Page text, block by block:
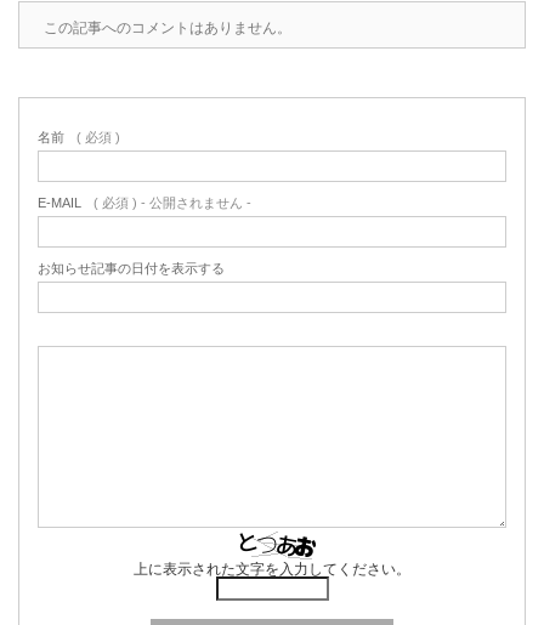
この記事へのコメントはありません。
名前 ( 必須 )
E-MAIL ( 必須 ) - 公開されません -
お知らせ記事の日付を表示する
上に表示された文字を入力してください。